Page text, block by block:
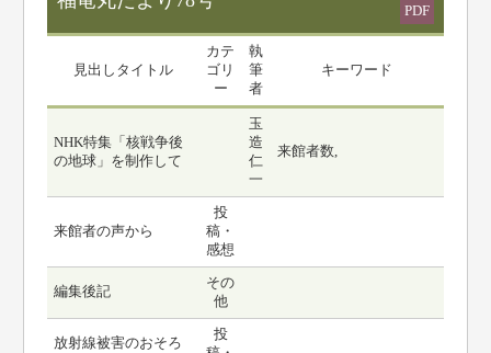
PDF
見出しタイトル
カテ
ゴリ
ー
執
筆
者
キーワード
NHK特集「核戦争後
の地球」を制作して
玉
造
仁
一
来館者数,
来館者の声から
投
稿・
感想
編集後記
その
他
放射線被害のおそろ
投